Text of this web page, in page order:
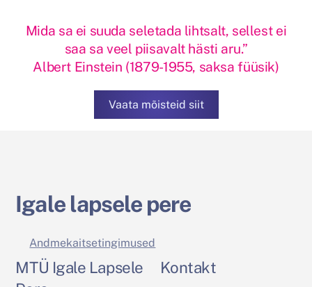
Mida sa ei suuda seletada lihtsalt, sellest ei
saa sa veel piisavalt hästi aru.”
Albert Einstein (1879-1955, saksa füüsik)
Vaata mõisteid siit
Igale lapsele pere
Andmekaitsetingimused
MTÜ Igale Lapsele
Kontakt